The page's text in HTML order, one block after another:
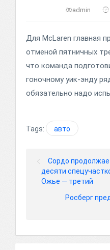
admin
Для McLaren главная
отменой пятничных
что команда
гоночному уик-энду
обязательно надо
Tags: авто
Сордо
десяти
Ожье — третий
Росберг